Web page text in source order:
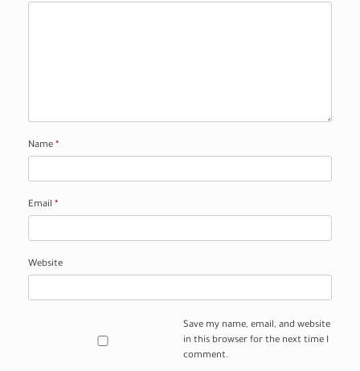
Name *
Email *
Website
Save my name, email, and website
in this browser for the next time I
comment.